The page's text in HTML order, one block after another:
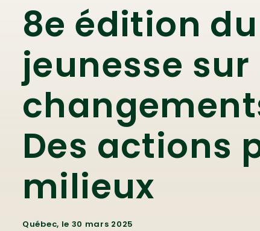
d’administration
Qui était Monique
Fitz‑Back?
Reconnaissances
Bourse Samare
Innovation
pédagogique
jeunesse
8e édition
jeunesse sur
Des actions
milieux
Québec, le 30 mars 2025